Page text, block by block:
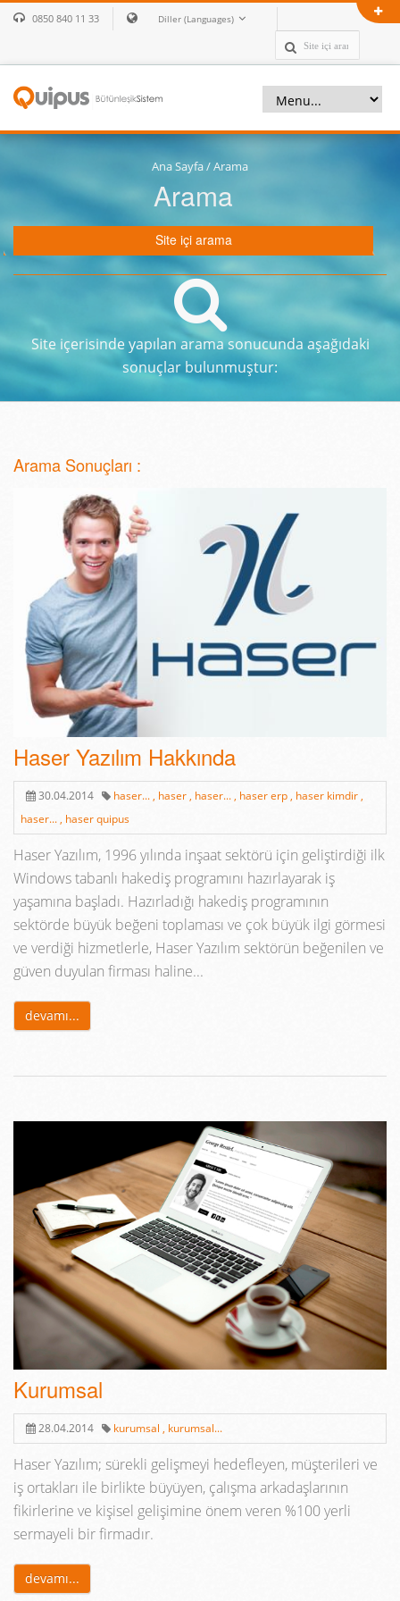
0850 840 11 33 Diller (Languages)
Ana Sayfa/Arama
Arama
Site içi arama
Site içerisinde yapılan arama sonucunda aşağıdaki
sonuçlar bulunmuştur:
Arama Sonuçları :
Haser Yazılım Hakkında
30.04.2014 haser... , haser , haser... , haser erp , haser kimdir ,
haser... , haser quipus
Haser Yazılım, 1996 yılında inşaat sektörü için geliştirdiği ilk
Windows tabanlı hakediş programını hazırlayarak iş
yaşamına başladı. Hazırladığı hakediş programının
sektörde büyük beğeni toplaması ve çok büyük ilgi görmesi
ve verdiği hizmetlerle, Haser Yazılım sektörün beğenilen ve
güven duyulan firması haline...
devamı...
Kurumsal
28.04.2014 kurumsal , kurumsal...
Haser Yazılım; sürekli gelişmeyi hedefleyen, müşterileri ve
iş ortakları ile birlikte büyüyen, çalışma arkadaşlarının
fikirlerine ve kişisel gelişimine önem veren %100 yerli
sermayeli bir firmadır.
devamı...